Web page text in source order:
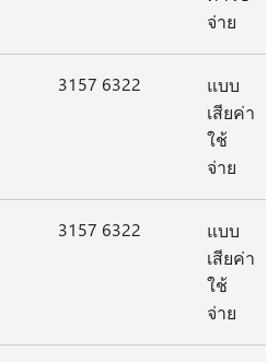
จ่าย
3157 6322
แบบ
เสียค่า
ใช้
จ่าย
3157 6322
แบบ
เสียค่า
ใช้
จ่าย